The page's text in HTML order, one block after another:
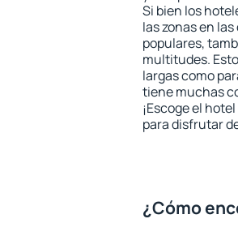
Si bien los
las zonas en
populares,
multitudes.
largas como
tiene muchas
¡Escoge el
para disfrutar
¿Cómo